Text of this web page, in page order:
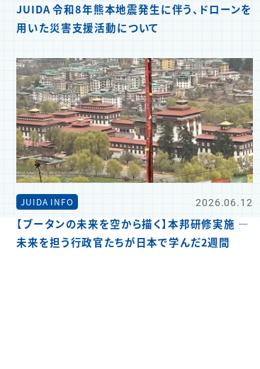
JUIDA 令和8年熊本地震発生に伴う、ドローンを
用いた災害支援活動について
JUIDA INFO 2026.06.12
【ブータンの未来を空から描く】本邦研修実施 ―
未来を担う行政官たちが日本で学んだ2週間